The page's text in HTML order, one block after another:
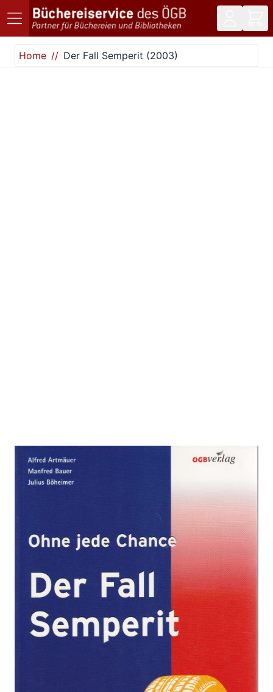
Direkt zum Inhalt
Home
Der Fall Semperit (2003)
Der Fall Semperit (2003)
Ohne jede Chance
VonAlfred Artmäuer,Julius Böheimer ,Manfred
Bauer
Verlag: ÖGB Verlag,
Wien
01.08.2003
ISBN: ANTIDIV012